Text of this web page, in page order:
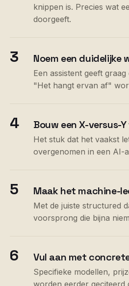
knippen is. Precies wat
doorgeeft.
3 Noem een duidelijke
Een assistent geeft
"Het hangt ervan af"
4 Bouw een X-versus-
Het stuk dat het vaakst
overgenomen in een AI-
5 Maak het machine-
Met de juiste structured
voorsprong die bijna
6 Vul aan met
Specifieke modellen,
worden eerder geciteerd